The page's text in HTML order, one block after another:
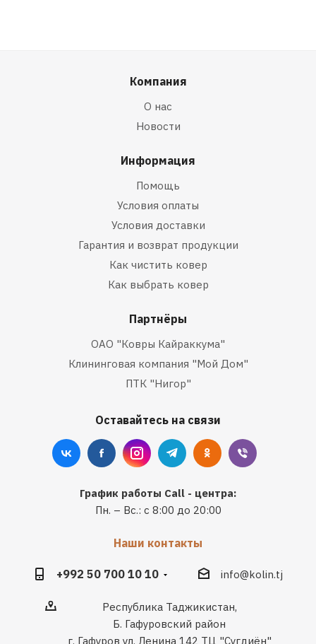
Компания
О нас
Новости
Информация
Помощь
Условия оплаты
Условия доставки
Гарантия и возврат продукции
Как чистить ковер
Как выбрать ковер
Партнёры
ОАО "Ковры Кайраккума"
Клининговая компания "Мой Дом"
ПТК "Нигор"
Оставайтесь на связи
График работы Call - центра:
Пн. – Вс.: с 8:00 до 20:00
Наши контакты
+992 50 700 10 10 info@kolin.tj
Республика Таджикистан,
Б. Гафуровский район
г. Гафуров ул. Ленина 142 ТЦ "Сугдиён"